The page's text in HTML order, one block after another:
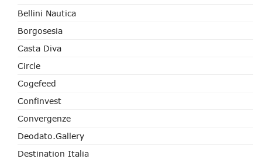
Bellini Nautica
Borgosesia
Casta Diva
Circle
Cogefeed
Confinvest
Convergenze
Deodato.Gallery
Destination Italia